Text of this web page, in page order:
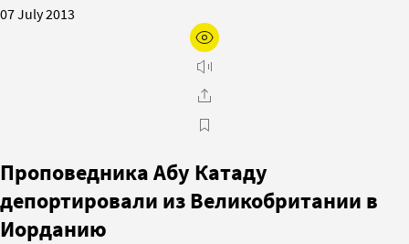
07 July 2013
Проповедника Абу Катаду
депортировали из Великобритании в
Иорданию